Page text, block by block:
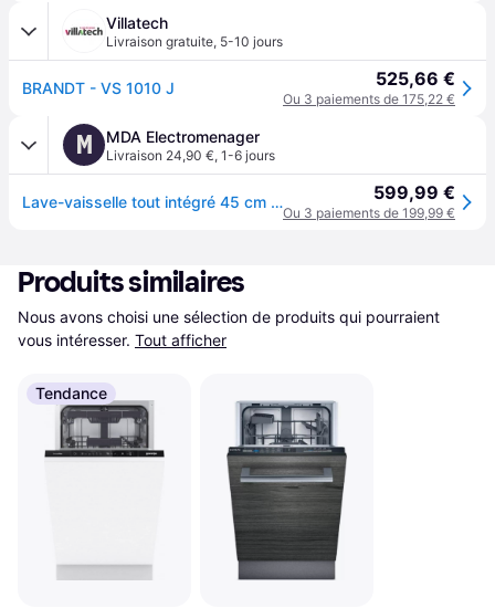
Villatech
Livraison gratuite, 5-10 jours
BRANDT - VS 1010 J 525,66 €
Ou 3 paiements de 175,22 €
M MDA Electromenager
Livraison 24,90 €, 1-6 jours
Lave-vaisselle tout intégré 45 cm BRANDT VS 1010 J 599,99 €
Ou 3 paiements de 199,99 €
Produits similaires
Nous avons choisi une sélection de produits qui pourraient
vous intéresser. Tout afficher
Tendance